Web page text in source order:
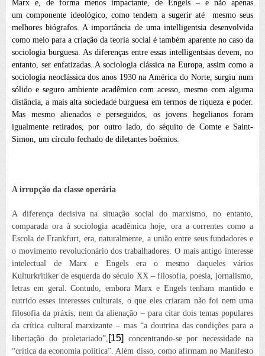
Marx e, de forma menos impactante, de Engels – e não apenas
umcomponente ideológico, como tendem a sugerir até mesmo seus
melhores biógrafos. A importância de uma intelligentsia desenvolvida
como meio para a criação da teoria social é também aparente no caso da
sociologia burguesa. As diferenças entre essas intelligentsias devem, no
entanto, ser enfatizadas. A sociologia clássica na Europa, assim como a
sociologia neoclássica dos anos 1930 na América do Norte, surgiu num
sólido e seguro ambiente acadêmico com acesso, mesmo com alguma
distância, a mais alta sociedade burguesa em termos de riqueza e poder.
Mas mesmo alienados e perseguidos, os jovens hegelianos foram
igualmente retirados, por outro lado, do séquito de Comte e Saint-
Simon, um círculo fechado de diletantes boêmios.
A irrupção da classe operária
A diferença decisiva na situação social do marxismo, no entanto,
comparada ora à sociologia acadêmica hoje, ora a correntes como a
Escola de Frankfurt, era, naturalmente, a união entre seus fundadores e
o movimento revolucionário dos trabalhadores. O mais antigo interesse
intelectual de Marx e Engels era o mesmo daqueles vários
Kulturkritiker de esquerda do século XX – filosofia, poesia, jornalismo,
letras em geral. Contudo, embora Marx e Engels tenham mantido e
nutrido esses interesses culturais, o que eles criaram não foi nem uma
filosofia da práxis, nem da alienação – para citar dois temas populares
da crítica culturalmarxizante – mas “a doutrina das condições para a
libertação do proletariado”, [15]
concentrando-se por necessidade na
“crítica da economia política”. Além disso, como afirmam no Manifesto